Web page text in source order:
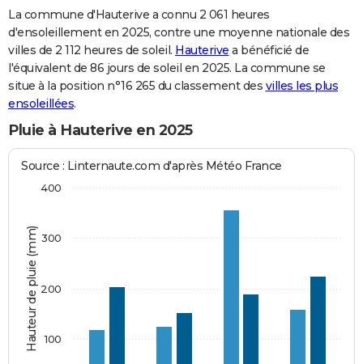
La commune d'Hauterive a connu 2 061 heures
d'ensoleillement en 2025, contre une moyenne nationale des
villes de 2 112 heures de soleil. Hauterive a bénéficié de
l'équivalent de 86 jours de soleil en 2025. La commune se
situe à la position n°16 265 du classement des villes les plus
ensoleillées.
Pluie à Hauterive en 2025
Hauteur de pluie (mm)
Source : Linternaute.com d'après Météo France
100
200
300
400